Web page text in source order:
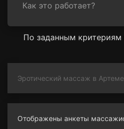
Как это работает?
По заданным критериям
Эротический массаж в Артеме
Отображены анкеты